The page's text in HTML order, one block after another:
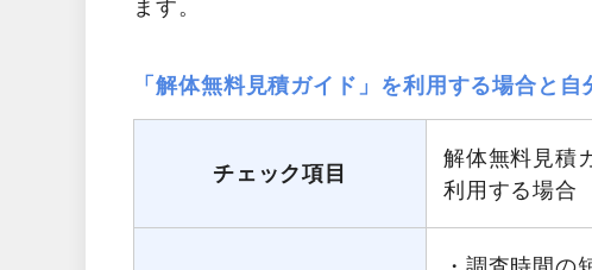
ます。
「解体無料見積ガイド」を利用する場合と
チェック項目
解体無料見積
利用する場合